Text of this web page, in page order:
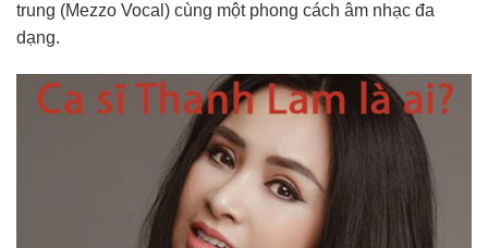
trung (Mezzo Vocal) cùng một phong cách âm nhạc đa
dạng.